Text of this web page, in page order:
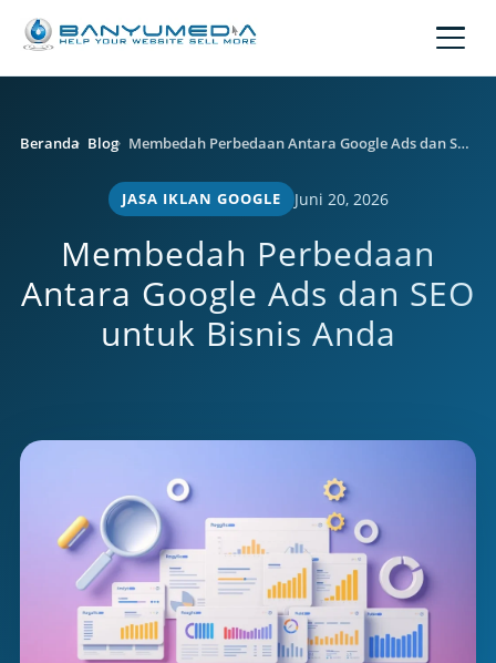
Beranda Blog Membedah Perbedaan Antara Google Ads dan SEO untuk Bisnis Anda
JASA IKLAN GOOGLE Juni 20, 2026
Membedah Perbedaan
Antara Google Ads dan SEO
untuk Bisnis Anda